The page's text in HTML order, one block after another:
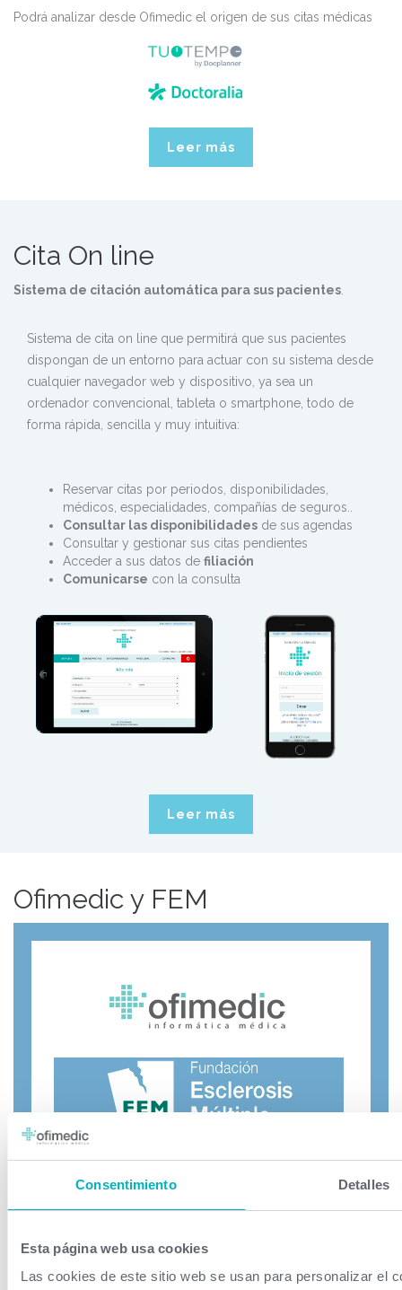
Consentimiento Detalles
Esta página web usa cookies
Las cookies de este sitio web se usan para personalizar el
Podrá analizar desde Ofimedic el origen de sus citas médicas
Leer más
Cita On line
Sistema de citación automática para sus pacientes
Sistema de cita on line que permitirá que sus pacientes
dispongan de un entorno para actuar con su sistema desde
cualquier navegador web y dispositivo, ya sea un
ordenador convencional, tableta o smartphone, todo de
forma rápida, sencilla y muy intuitiva:
Reservar citas por periodos, disponibilidades,
médicos, especialidades, compañías de seguros..
Consultar las disponibilidades de sus agendas
Consultar y gestionar sus citas pendientes
Acceder a sus datos de filiación
Comunicarse con la consulta
Leer más
Ofimedic y FEM
que lo necesitan. A menudo tenemos mucho más de lo
que necesitamos y por ello preferimos destinar algo de lo